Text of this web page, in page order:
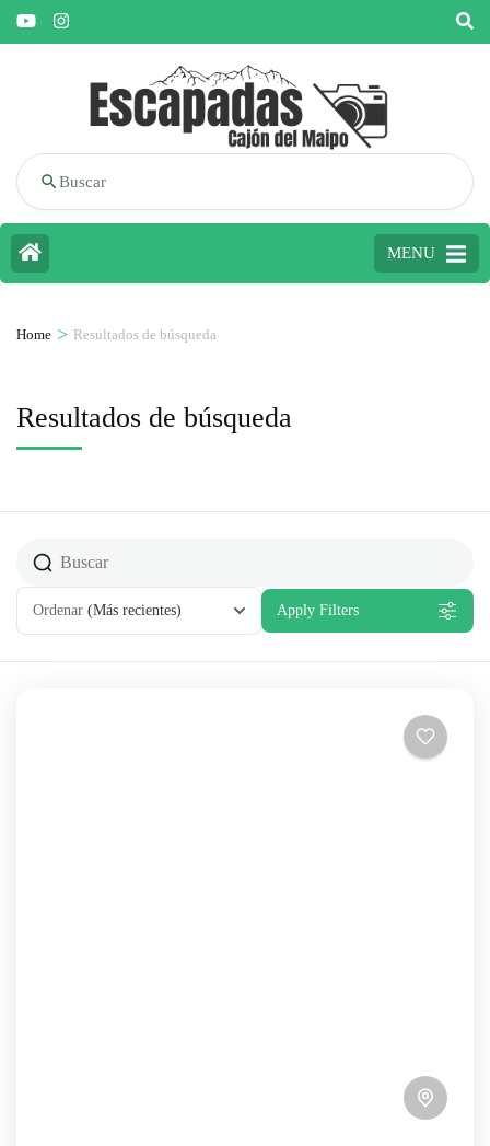
Buscar
MENU
Home > Resultados de búsqueda
Resultados de búsqueda
Ordenar (Más recientes) Apply Filters